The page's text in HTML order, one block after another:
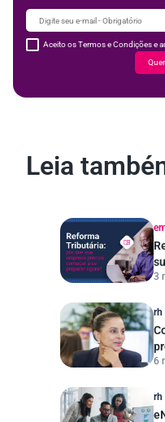
Aceito os Termos e Condições e
Leia
3
rh
6
rh